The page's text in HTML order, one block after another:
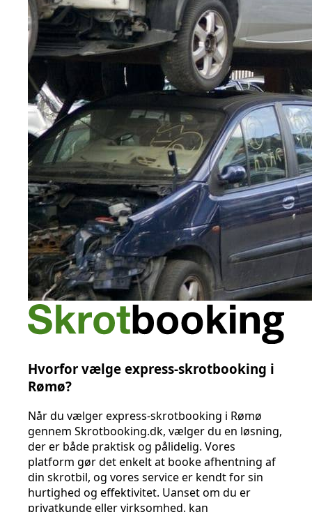
Hvorfor vælge express-skrotbooking i
Rømø?
Når du vælger express-skrotbooking i Rømø
gennem Skrotbooking.dk, vælger du en løsning,
der er både praktisk og pålidelig. Vores
platform gør det enkelt at booke afhentning af
din skrotbil, og vores service er kendt for sin
hurtighed og effektivitet. Uanset om du er
privatkunde eller virksomhed, kan